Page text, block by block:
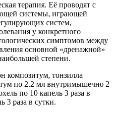
терапия. Её проводят с
системы, играющей
систем,
у конкретного
симптомов между
основной «дренажной»
степени.
композитум, тонзилла
по 2.2 мл внутримышечно 2
по 10 капель 3 раза в
3 раза в сутки.